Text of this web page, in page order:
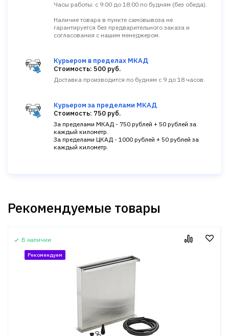
Часы работы: с 9:00 до 18:00 по будням (без обеда).
Наличие товара в пункте самовывоза не
гарантируется без предварительного заказа и
согласования с нашим менеджером.
Курьером в пределах МКАД
Стоимость: 500 руб.
Доставка производится по будням с 9 до 18 часов.
Курьером за пределами МКАД
Стоимость: 750 руб.
За пределами МКАД - 750 рублей + 50 рублей за
каждый километр.
За пределами ЦКАД - 1000 рублей + 50 рублей за
каждый километр.
Рекомендуемые товары
В наличии
Рекомендуем